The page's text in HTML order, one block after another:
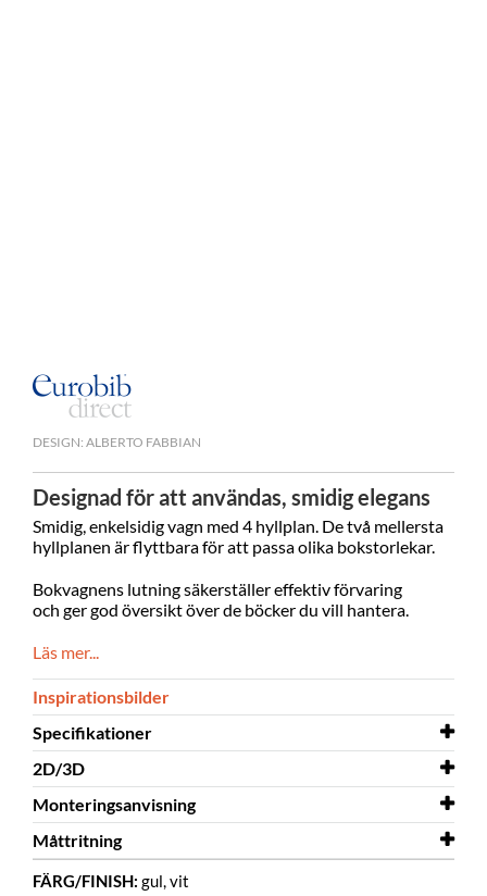
DESIGN: ALBERTO FABBIAN
Designad för att användas, smidig elegans
Smidig, enkelsidig vagn med 4 hyllplan. De två mellersta
hyllplanen är flyttbara för att passa olika bokstorlekar.
Bokvagnens lutning säkerställer effektiv förvaring
och ger god översikt över de böcker du vill hantera.
Läs mer...
Inspirationsbilder
Specifikationer
Bredd
Djup
576 mm
Höjd
Färg
gul, vit
2D/3D
2D/3D Kalix 3D
Monteringsanvisning
Monteringsanvisning Kalix
Måttritning
Måttritning
FÄRG/FINISH: gul, vit